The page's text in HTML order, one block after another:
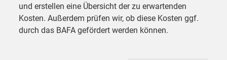
und erstellen eine Übersicht der zu erwartenden
Kosten. Außerdem prüfen wir, ob diese Kosten ggf.
durch das BAFA gefördert werden können.